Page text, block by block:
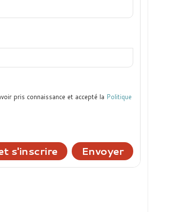
pris connaissance et accepté la Politique
s'inscrire Envoyer